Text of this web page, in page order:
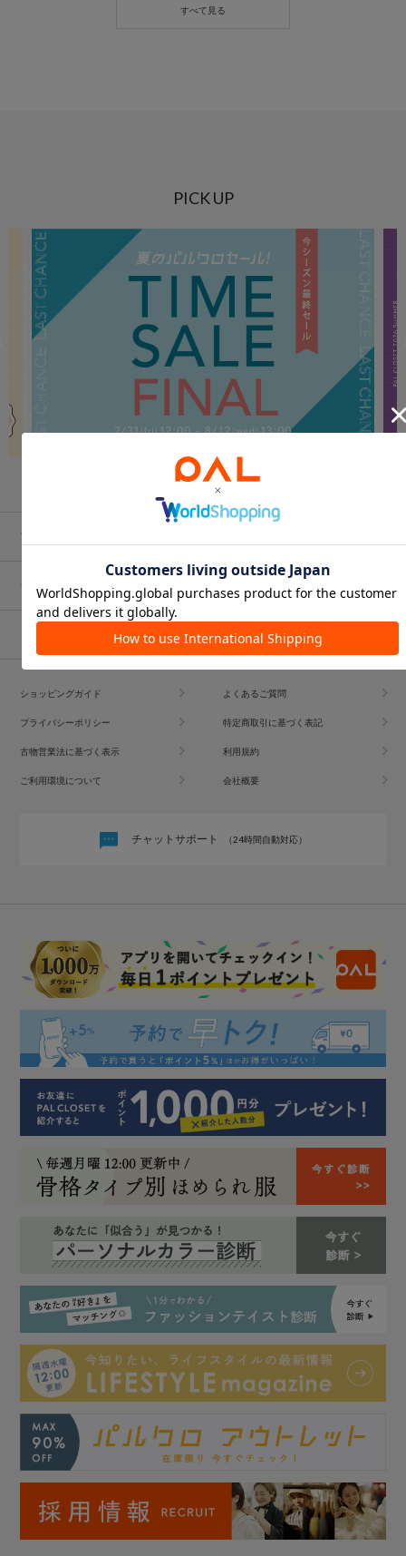
PICK UP
ブランド一覧
ショップブログ
ショッピングガイド よくあるご質問
プライバシーポリシー 特定商取引に基づく表記
古物営業法に基づく表示 利用規約
ご利用環境について 会社概要
チャットサポート （24時間自動対応）